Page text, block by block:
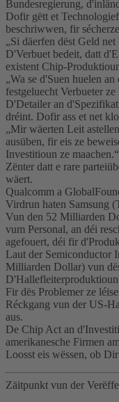
Bundesregierung,
Dofir gëtt et
beschriwwen, fir
„Si däerfen dëst Geld
D'Verbuet bedeit, datt
existent Chip-
„Wa se d'Suen huelen
festgeluecht Verbueter ze
D'Detailer an
dréint. Dofir ass et net
„Mir wäerten Leit
ausüben, fir eis ze
Investitioun ze maachen.“
Zënter datt e rare
wäert.
Qualcomm a
Virdrun haten Samsung
Vun den 52 Milliarden
vum Personal, an déi
agefouert, déi fir
Laut der Semiconductor
Milliarden Dollar) vun
D'Hallefleiterproduktioun
Fir dës Problemer ze
Réckgang vun der US-
aus.
De Chip Act an
amerikanesche Firmen
Loosst eis wëssen, ob
Zäitpunkt vun der